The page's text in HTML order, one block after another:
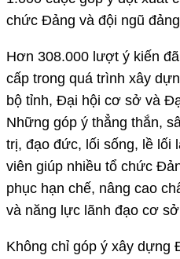
chức Đảng và đội ngũ
Hơn 308.000 lượt ý kiến
cấp trong quá trình xây
bộ tỉnh, Đại hội cơ sở và
Những góp ý thẳng thắn,
trị, đạo đức, lối sống, lề lối
viên giúp nhiều tổ chức
phục hạn chế, nâng cao
và năng lực lãnh đạo cơ
Không chỉ góp ý xây dựng